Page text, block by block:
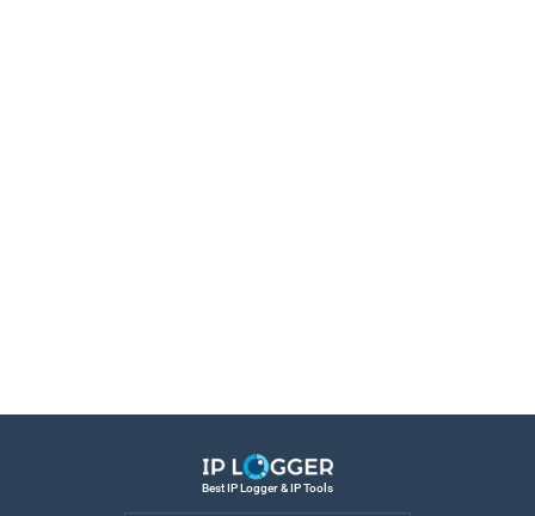
Best IP Logger & IP Tools